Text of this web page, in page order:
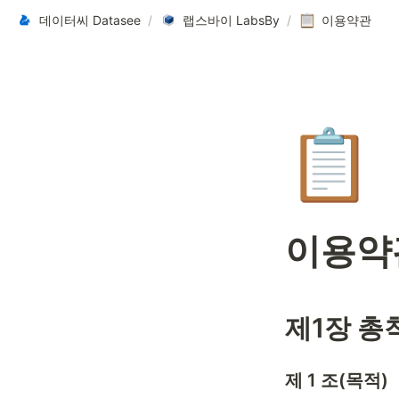
데이터씨 Datasee / 랩스바이 LabsBy / 이용약관
📋
이용
제1장 총
제 1 조(목적)